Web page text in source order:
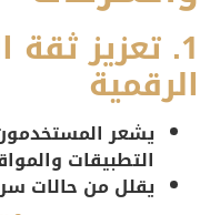
1. تعزيز
الرقمية
يشعر
التطبيقات
يقلل من حالات